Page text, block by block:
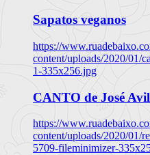
Sapatos veganos
https://
content/uploads/2020/01/
1-335x256.jpg
CANTO de José
https://
content/uploads/2020/01/
5709-fileminimizer-